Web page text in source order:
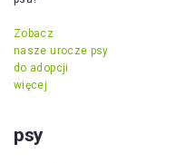
Zobacz
nasze urocze psy
do adopcji
więcej
psy